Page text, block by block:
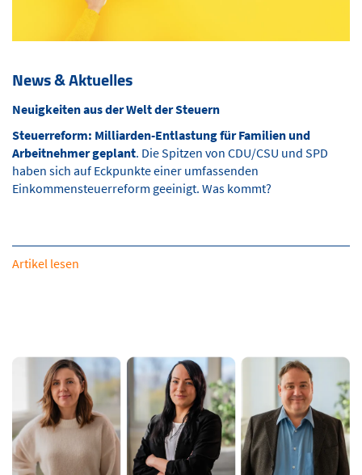
News & Aktuelles
Neuigkeiten aus der Welt der Steuern
Steuerreform: Milliarden-Entlastung für Familien und
Arbeitnehmer geplant. Die Spitzen von CDU/CSU und SPD
haben sich auf Eckpunkte einer umfassenden
Einkommensteuerreform geeinigt. Was kommt?
Artikel lesen